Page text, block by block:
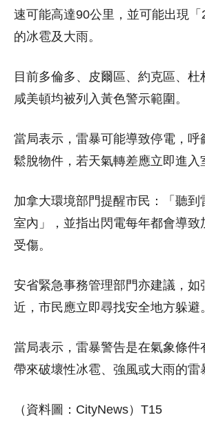
速可能高達90公里，並可能出現「
的冰雹及大雨。
目前多倫多、皮爾區、約克區、杜
咸美頓均被列入黃色警示範圍。
當局表示，雷暴可能導致停電，呼
鬆脫物件，若天氣轉差應立即進入
加拿大環境部門提醒市民：「聽到
室內」，並指出閃電每年都會導致
受傷。
安省緊急事務管理部門亦建議，如
近，市民應立即尋找安全地方躲避。
當局表示，雷暴警告是在氣象條件
帶來破壞性冰雹、強風或大雨的雷
（資料圖：CityNews）T15